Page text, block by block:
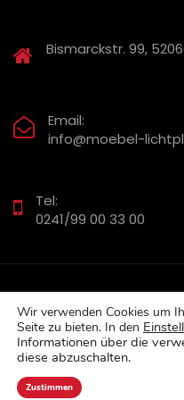
Bismarckstr. 99,
Email:
info@moebel-
Tel:
0241/99 00 33 00
Impressum-
Copyright ©
Realisiert und
Wir verwenden Cookies um
Seite zu bieten. In den
Informationen über die
diese abzuschalten.
Zustimmen